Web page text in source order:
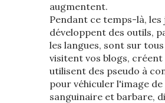
augmentent.
Pendant ce temps-là, les
développent des outils,
les langues, sont sur
visitent vos blogs, créent
utilisent des pseudo à
pour véhiculer l'image
sanguinaire et barbare,